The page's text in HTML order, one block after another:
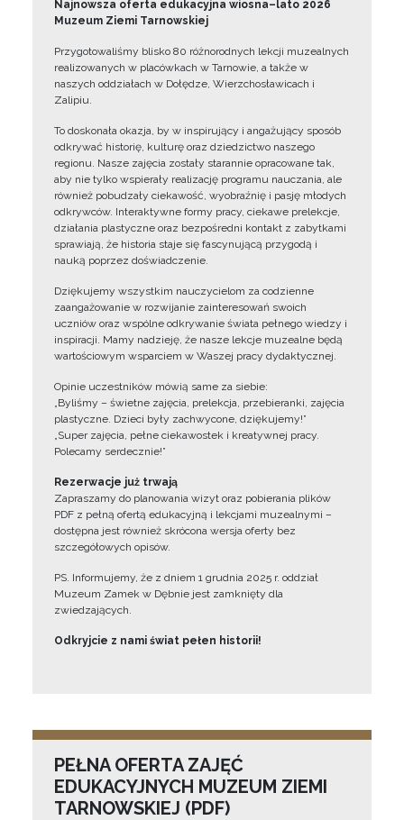
Najnowsza oferta edukacyjna wiosna–lato 2026
Muzeum Ziemi Tarnowskiej
Przygotowaliśmy blisko 80 różnorodnych lekcji muzealnych
realizowanych w placówkach w Tarnowie, a także w
naszych oddziałach w Dołędze, Wierzchosławicach i
Zalipiu.
To doskonała okazja, by w inspirujący i angażujący sposób
odkrywać historię, kulturę oraz dziedzictwo naszego
regionu. Nasze zajęcia zostały starannie opracowane tak,
aby nie tylko wspierały realizację programu nauczania, ale
również pobudzały ciekawość, wyobraźnię i pasję młodych
odkrywców. Interaktywne formy pracy, ciekawe prelekcje,
działania plastyczne oraz bezpośredni kontakt z zabytkami
sprawiają, że historia staje się fascynującą przygodą i
nauką poprzez doświadczenie.
Dziękujemy wszystkim nauczycielom za codzienne
zaangażowanie w rozwijanie zainteresowań swoich
uczniów oraz wspólne odkrywanie świata pełnego wiedzy i
inspiracji. Mamy nadzieję, że nasze lekcje muzealne będą
wartościowym wsparciem w Waszej pracy dydaktycznej.
Opinie uczestników mówią same za siebie:
„Byliśmy – świetne zajęcia, prelekcja, przebieranki, zajęcia
plastyczne. Dzieci były zachwycone, dziękujemy!”
„Super zajęcia, pełne ciekawostek i kreatywnej pracy.
Polecamy serdecznie!”
Rezerwacje już trwają
Zapraszamy do planowania wizyt oraz pobierania plików
PDF z pełną ofertą edukacyjną i lekcjami muzealnymi –
dostępna jest również skrócona wersja oferty bez
szczegółowych opisów.
PS. Informujemy, że z dniem 1 grudnia 2025 r. oddział
Muzeum Zamek w Dębnie jest zamknięty dla
zwiedzających.
Odkryjcie z nami świat pełen historii!
PEŁNA OFERTA ZAJĘĆ
EDUKACYJNYCH MUZEUM ZIEMI
TARNOWSKIEJ (PDF)